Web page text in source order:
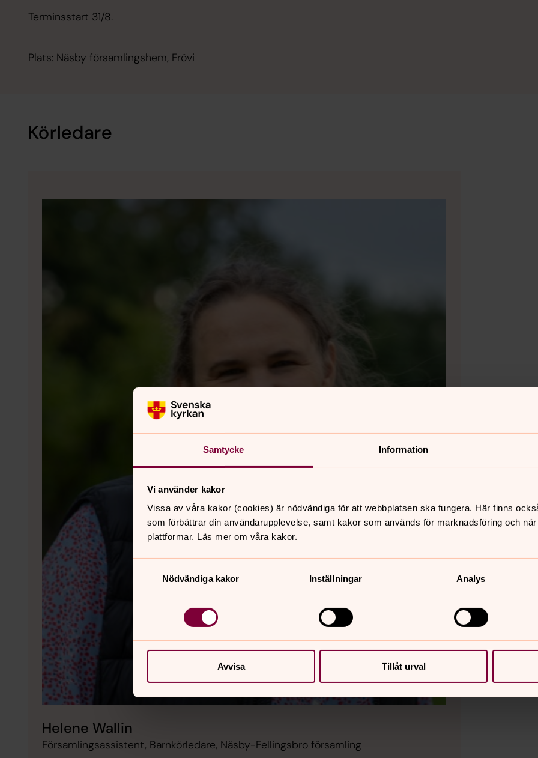
Samtycke Information
Vi använder kakor
Vissa av våra kakor (cookies) är nödvändiga för att webbplatsen ska fungera. Här finns
som förbättrar din användarupplevelse, samt kakor som används för marknadsföring och
plattformar. Läs mer om våra kakor.
Nödvändiga kakor
Inställningar Analys
Avvisa Tillåt urval
Terminsstart 31/8.
Plats: Näsby församlingshem, Frövi
Körledare
Helene Wallin
Församlingsassistent, Barnkörledare, Näsby-Fellingsbro församling